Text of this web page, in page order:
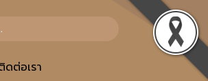
ดต่อเรา